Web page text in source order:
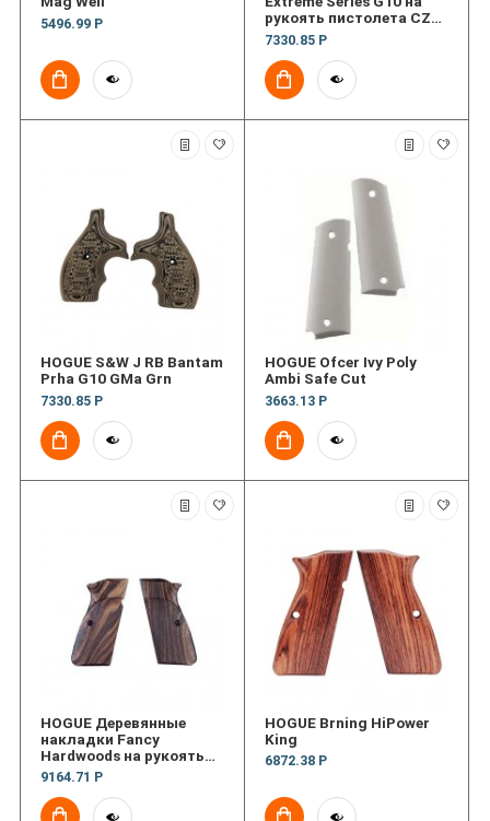
5496.99 Р
рукоять пистолета CZ75
CZ85 (текстура)
7330.85 Р
HOGUE S&W J RB Bantam
Prha G10 GMa Grn
7330.85 Р
HOGUE Ofcer Ivy Poly
Ambi Safe Cut
3663.13 Р
HOGUE Деревянные
накладки Fancy
Hardwoods на рукоять
пистолета Browning
9164.71 Р
HOGUE Brning HiPower
King
6872.38 Р